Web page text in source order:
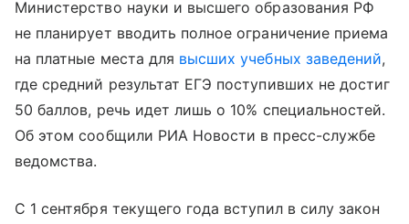
Министерство науки и высшего образования РФ
не планирует вводить полное ограничение приема
на платные места для высших учебных заведений,
где средний результат ЕГЭ поступивших не достиг
50 баллов, речь идет лишь о 10% специальностей.
Об этом сообщили РИА Новости в пресс-службе
ведомства.
С 1 сентября текущего года вступил в силу закон